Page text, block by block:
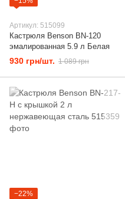
Артикул: 515099
Кастрюля Benson BN-120
эмалированная 5.9 л Белая
930 грн/шт. 1 089 грн
−22%